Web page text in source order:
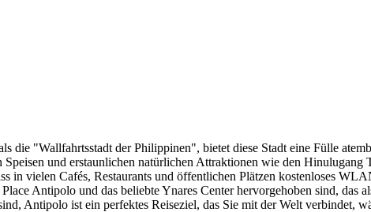
die "Wallfahrtsstadt der Philippinen", bietet diese Stadt eine Fülle
und erstaunlichen natürlichen Attraktionen wie den Hinulugang
in vielen Cafés, Restaurants und öffentlichen Plätzen kostenloses
Antipolo und das beliebte Ynares Center hervorgehoben sind, das
Antipolo ist ein perfektes Reiseziel, das Sie mit der Welt verbindet,